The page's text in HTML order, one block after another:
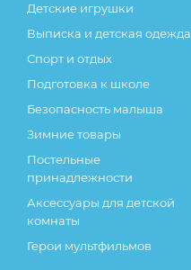
Детские игрушки
Выписка и детская одежда
Спорт и отдых
Подготовка к школе
Безопасность малыша
Зимние товары
Постельные
принадлежности
Аксессуары для детской
комнаты
Герои мультфильмов